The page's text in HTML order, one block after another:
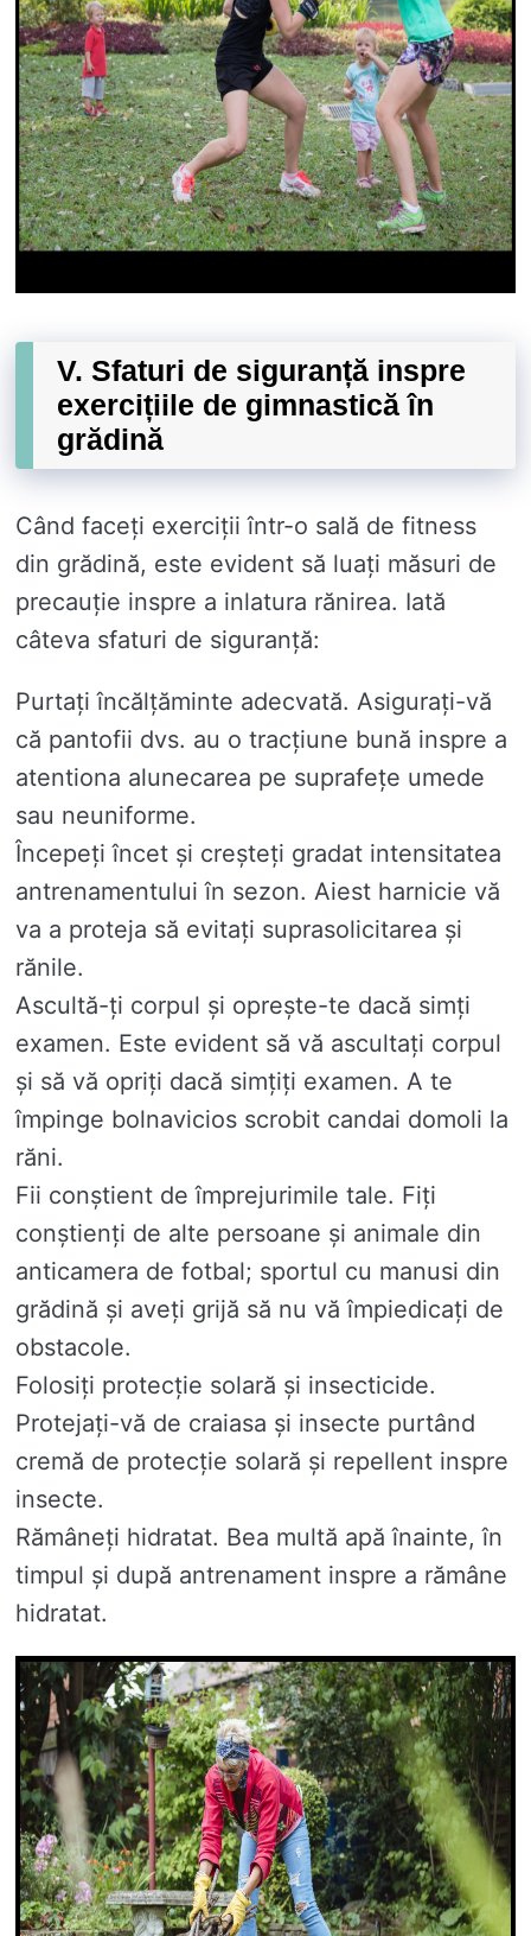
V. Sfaturi de siguranță inspre
exercițiile de gimnastică în
grădină
Când faceți exerciții într-o sală de fitness
din grădină, este evident să luați măsuri de
precauție inspre a inlatura rănirea. Iată
câteva sfaturi de siguranță:
Purtați încălțăminte adecvată. Asigurați-vă
că pantofii dvs. au o tracțiune bună inspre a
atentiona alunecarea pe suprafețe umede
sau neuniforme.
Începeți încet și creșteți gradat intensitatea
antrenamentului în sezon. Aiest harnicie vă
va a proteja să evitați suprasolicitarea și
rănile.
Ascultă-ți corpul și oprește-te dacă simți
examen. Este evident să vă ascultați corpul
și să vă opriți dacă simțiți examen. A te
împinge bolnavicios scrobit candai domoli la
răni.
Fii conștient de împrejurimile tale. Fiți
conștienți de alte persoane și animale din
anticamera de fotbal; sportul cu manusi din
grădină și aveți grijă să nu vă împiedicați de
obstacole.
Folosiți protecție solară și insecticide.
Protejați-vă de craiasa și insecte purtând
cremă de protecție solară și repellent inspre
insecte.
Rămâneți hidratat. Bea multă apă înainte, în
timpul și după antrenament inspre a rămâne
hidratat.